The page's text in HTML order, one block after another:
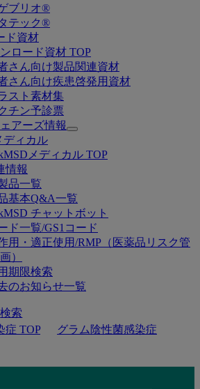
ブリオ®
テック®
ド資材
ロード資材 TOP
さん向け製品関連資材
さん向け疾患啓発用資材
スト素材集
チン予診票
アーズ情報
Open
ディカル
メディカル TOP
情報
品一覧
基本Q&A一覧
チャットボット
ド一覧/GS1コード
用・適正使用/RMP（医薬品リスク管
）
期限検索
のお知らせ一覧
検索
症 TOP
グラム陰性菌感染症